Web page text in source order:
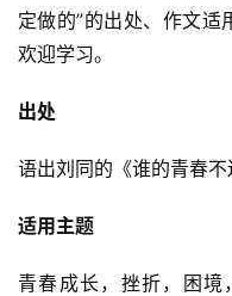
定做的”的出处、作文适
欢迎学习。
出处
语出刘同的《谁的青春不
适用主题
青春成长，挫折，困